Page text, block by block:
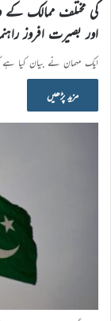
کی مختلف ممالک کے
اور بصیرت افروز
ایک مہمان نے بیان کیا ہے
مزید پڑھیں